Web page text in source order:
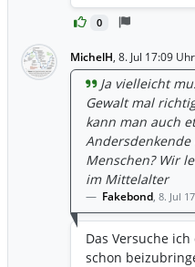
0
MichelH, 8. Jul 17:09 Uhr
Ja vielleicht
Gewalt mal
kann man auch
Menschen? Wir
im Mittelalter
Fakebond, 8. Jul
Das Versuche
schon